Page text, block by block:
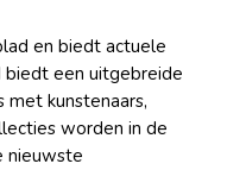
en biedt actuele
een uitgebreide
kunstenaars,
worden in de
nieuwste